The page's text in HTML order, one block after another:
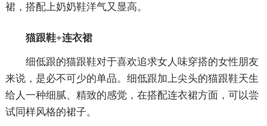
裙，搭配上奶奶鞋洋气又显高。
猫跟鞋+连衣裙
细低跟的猫跟鞋对于喜欢追求女人味穿搭的女性朋友
来说，是必不可少的单品。细低跟加上尖头的猫跟鞋天生
给人一种细腻、精致的感觉，在搭配连衣裙方面，可以尝
试同样风格的裙子。